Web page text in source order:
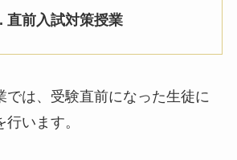
直前入試対策授業
では、受験直前になった生徒に
います。